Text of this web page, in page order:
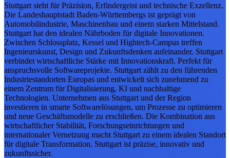
Stuttgart steht für Präzision, Erfindergeist und technische Exzellenz.
Die Landeshauptstadt Baden-Württembergs ist geprägt von
Automobilindustrie, Maschinenbau und einem starken Mittelstand.
Stuttgart hat den idealen Nährboden für digitale Innovationen.
Zwischen Schlossplatz, Kessel und Hightech-Campus treffen
Ingenieurskunst, Design und Zukunftsdenken aufeinander. Stuttgart
verbindet wirtschaftliche Stärke mit Innovationskraft. Perfekt für
anspruchsvolle Softwareprojekte. Stuttgart zählt zu den führenden
Industriestandorten Europas und entwickelt sich zunehmend zu
einem Zentrum für Digitalisierung, KI und nachhaltige
Technologien. Unternehmen aus Stuttgart und der Region
investieren in smarte Softwarelösungen, um Prozesse zu optimieren
und neue Geschäftsmodelle zu erschließen. Die Kombination aus
wirtschaftlicher Stabilität, Forschungseinrichtungen und
internationaler Vernetzung macht Stuttgart zu einem idealen Standort
für digitale Transformation. Stuttgart ist präzise, innovativ und
zukunftssicher.